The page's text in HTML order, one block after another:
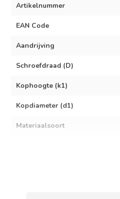
Artikelnummer
EAN Code
Aandrijving
Schroefdraad (D)
Kophoogte (k1)
Kopdiameter (d1)
Materiaalsoort